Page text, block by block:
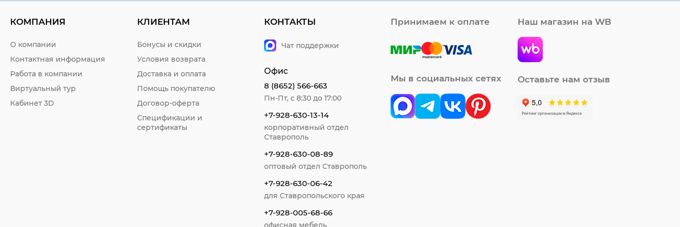
КОМПАНИЯ
О компании
Контактная информация
Работа в компании
Виртуальный тур
Кабинет 3D
КЛИЕНТАМ
Бонусы и скидки
Условия возврата
Доставка и оплата
Помощь покупателю
Договор-оферта
Спецификации и
сертификаты
КОНТАКТЫ
Чат поддержки
Офис
8 (8652) 566-663
Пн-Пт, с 8:30 до 17:00
+7-928-630-13-14
корпоративный отдел
Ставрополь
+7-928-630-08-89
оптовый отдел Ставрополь
+7-928-630-06-42
для Ставропольского края
+7-928-005-68-66
офисная мебель
Принимаем к оплате
Мы в социальных сетях
Наш магазин на WB
Оставьте нам отзыв